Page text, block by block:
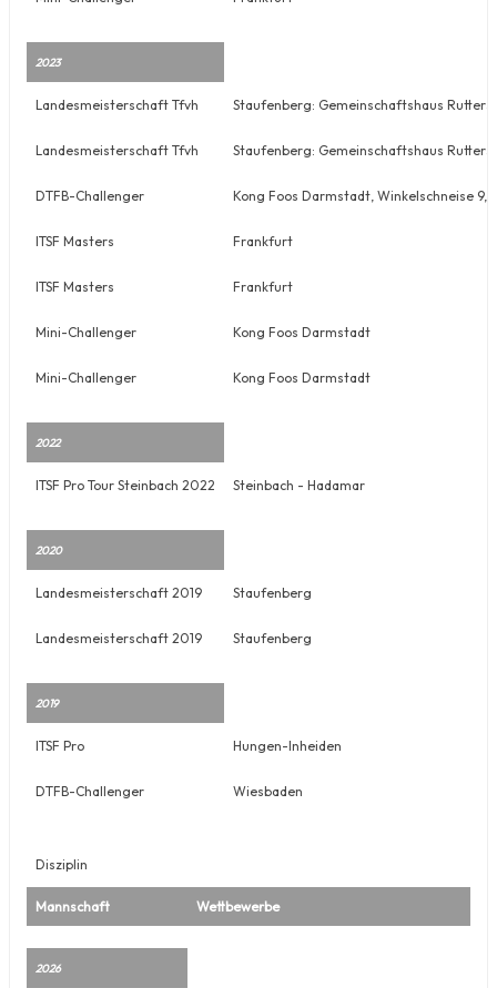
2023
Landesmeisterschaft Tfvh Staufenberg: Gemeinschaftshaus
Landesmeisterschaft Tfvh Staufenberg: Gemeinschaftshaus
DTFB-Challenger Kong Foos Darmstadt, Winkelschneise 9,
ITSF Masters Frankfurt
ITSF Masters Frankfurt
Mini-Challenger Kong Foos Darmstadt
Mini-Challenger Kong Foos Darmstadt
2022
ITSF Pro Tour Steinbach 2022 Steinbach - Hadamar
2020
Landesmeisterschaft 2019 Staufenberg
Landesmeisterschaft 2019 Staufenberg
2019
ITSF Pro Hungen-Inheiden
DTFB-Challenger Wiesbaden
Disziplin
Mannschaft Wettbewerbe
2026